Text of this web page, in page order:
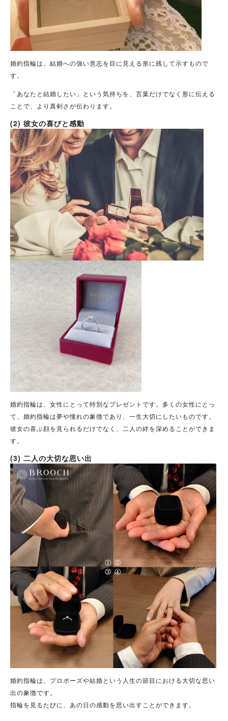
婚約指輪は、結婚への強い意志を目に見える形に残して示すもので
す。
「あなたと結婚したい」という気持ちを、言葉だけでなく形に伝える
ことで、より真剣さが伝わります。
(2) 彼女の喜びと感動
婚約指輪は、女性にとって特別なプレゼントです。多くの女性にとっ
て、婚約指輪は夢や憧れの象徴であり、一生大切にしたいものです。
彼女の喜ぶ顔を見られるだけでなく、二人の絆を深めることができま
す。
(3) 二人の大切な思い出
婚約指輪は、プロポーズや結婚という人生の節目における大切な思い
出の象徴です。
指輪を見るたびに、あの日の感動を思い出すことができます。